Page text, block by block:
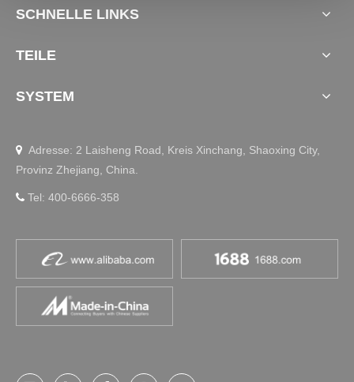
SCHNELLE LINKS
TEILE
SYSTEM
 Adresse: 2 Laisheng Road, Kreis Xinchang, Shaoxing City,
Provinz Zhejiang, China.
 Tel: 400-6666-358